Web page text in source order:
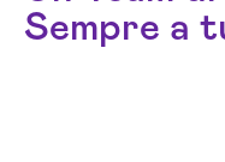
Sempre a